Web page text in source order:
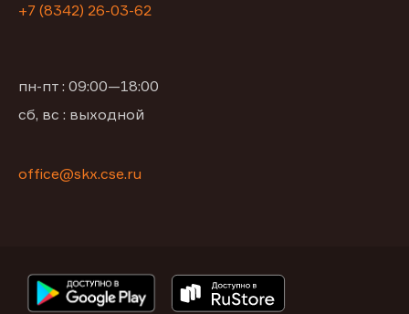
+7 (8342) 26-03-62
пн-пт : 09:00—18:00
сб, вс : выходной
office@skx.cse.ru